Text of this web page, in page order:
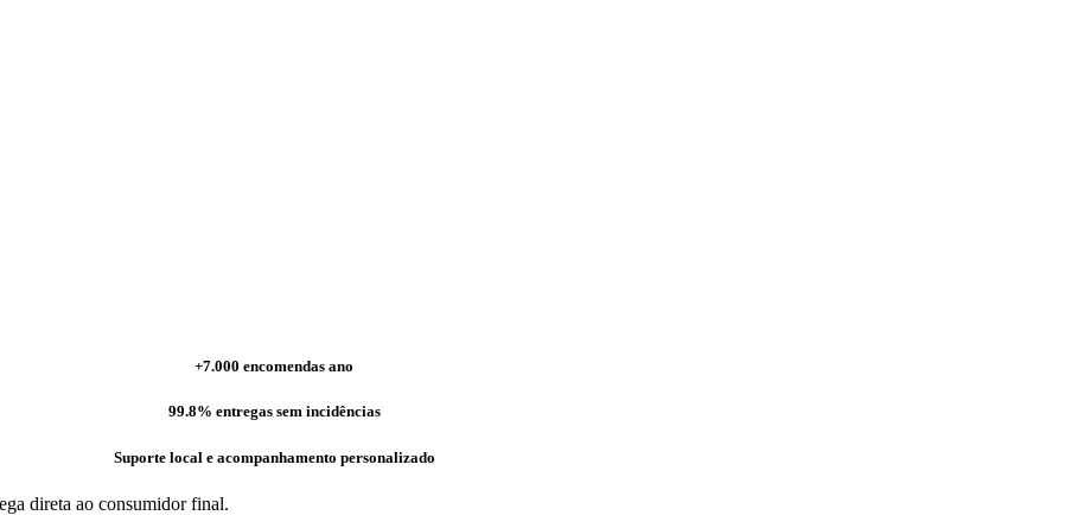
+7.000 encomendas ano
99.8% entregas sem incidências
Suporte local e acompanhamento personalizado
direta ao consumidor final.